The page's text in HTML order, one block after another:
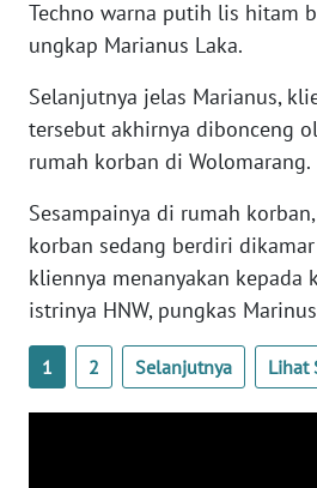
Techno warna putih lis hitam
ungkap Marianus Laka.
Selanjutnya jelas Marianus,
tersebut akhirnya dibonceng
rumah korban di Wolomarang.
Sesampainya di rumah
korban sedang berdiri
kliennya menanyakan kepada
istrinya HNW, pungkas
1 2 Selanjutnya Lihat
WN
RIAU
WN
SERAMBI
WN
SULTRA
WN
NTB